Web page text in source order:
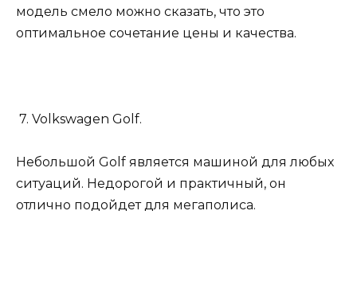
модель смело можно сказать, что это
оптимальное сочетание цены и качества.
7. Volkswagen Golf.
Небольшой Golf является машиной для любых
ситуаций. Недорогой и практичный, он
отлично подойдет для мегаполиса.